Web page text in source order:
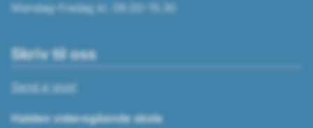
Mandag–fredag kl. 08.00–15.30
Skriv til oss
Send e-post
Halden videregående skole